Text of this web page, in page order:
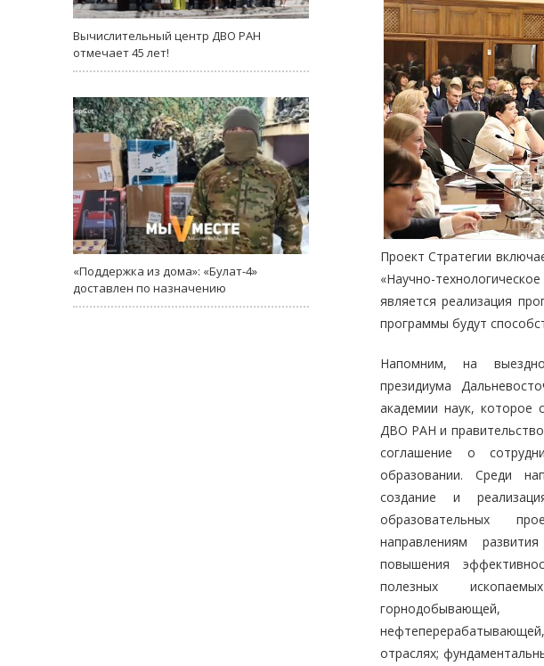
Проект Стратегии
«Научно-
является реализация
программы будут
Напомним, на
президиума
академии наук, которое
ДВО РАН и правительство
соглашение о
образовании. Среди
создание и
образовательных
направлениям
повышения
полезных
горнодобывающей,
отраслях;
Вычислительный центр ДВО РАН
отмечает 45 лет!
«Поддержка из дома»: «Булат-4»
доставлен по назначению